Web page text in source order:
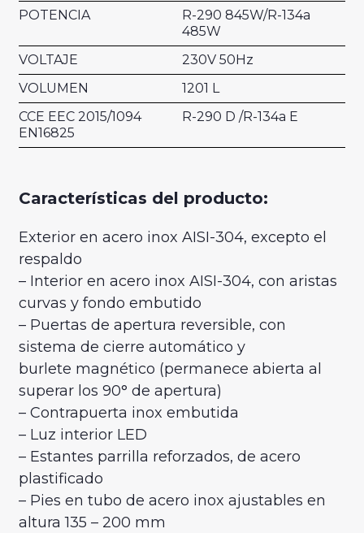
POTENCIA
R-290 845W/R-134a
485W
VOLTAJE
230V 50Hz
VOLUMEN
1201 L
CCE EEC 2015/1094
EN16825
R-290 D /R-134a E
Características del producto:
Exterior en acero inox AISI-304, excepto el
respaldo
– Interior en acero inox AISI-304, con aristas
curvas y fondo embutido
– Puertas de apertura reversible, con
sistema de cierre automático y
burlete magnético (permanece abierta al
superar los 90° de apertura)
– Contrapuerta inox embutida
– Luz interior LED
– Estantes parrilla reforzados, de acero
plastificado
– Pies en tubo de acero inox ajustables en
altura 135 – 200 mm